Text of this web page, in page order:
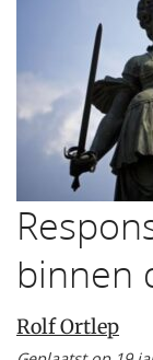
binnen
Rolf Ortlep